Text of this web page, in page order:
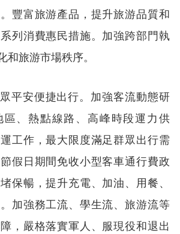
豐富旅游產品，提升旅游品質和
列消費惠民措施。加強跨部門執
旅游市場秩序。
平安便捷出行。加強客流動態研
、熱點線路、高峰時段運力供
工作，最大限度滿足群眾出行需
假日期間免收小型客車通行費政
保暢，提升充電、加油、用餐、
加強務工流、學生流、旅游流等
，嚴格落實軍人、服現役和退出